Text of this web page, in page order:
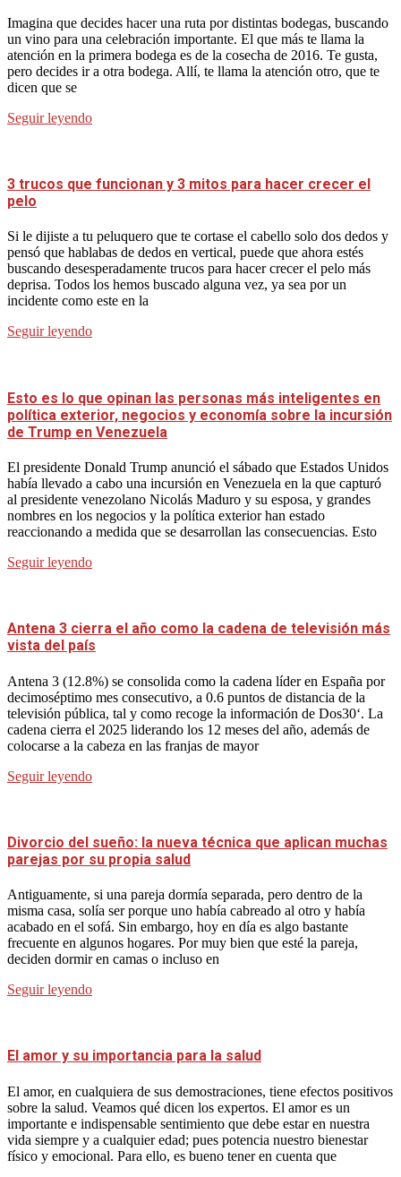
Imagina que decides hacer una ruta por distintas bodegas, buscando
un vino para una celebración importante. El que más te llama la
atención en la primera bodega es de la cosecha de 2016. Te gusta,
pero decides ir a otra bodega. Allí, te llama la atención otro, que te
dicen que se
Seguir leyendo
3 trucos que funcionan y 3 mitos para hacer crecer el
pelo
Si le dijiste a tu peluquero que te cortase el cabello solo dos dedos y
pensó que hablabas de dedos en vertical, puede que ahora estés
buscando desesperadamente trucos para hacer crecer el pelo más
deprisa. Todos los hemos buscado alguna vez, ya sea por un
incidente como este en la
Seguir leyendo
Esto es lo que opinan las personas más inteligentes en
política exterior, negocios y economía sobre la incursión
de Trump en Venezuela
El presidente Donald Trump anunció el sábado que Estados Unidos
había llevado a cabo una incursión en Venezuela en la que capturó
al presidente venezolano Nicolás Maduro y su esposa, y grandes
nombres en los negocios y la política exterior han estado
reaccionando a medida que se desarrollan las consecuencias. Esto
Seguir leyendo
Antena 3 cierra el año como la cadena de televisión más
vista del país
Antena 3 (12.8%) se consolida como la cadena líder en España por
decimoséptimo mes consecutivo, a 0.6 puntos de distancia de la
televisión pública, tal y como recoge la información de Dos30‘. La
cadena cierra el 2025 liderando los 12 meses del año, además de
colocarse a la cabeza en las franjas de mayor
Seguir leyendo
Divorcio del sueño: la nueva técnica que aplican muchas
parejas por su propia salud
Antiguamente, si una pareja dormía separada, pero dentro de la
misma casa, solía ser porque uno había cabreado al otro y había
acabado en el sofá. Sin embargo, hoy en día es algo bastante
frecuente en algunos hogares. Por muy bien que esté la pareja,
deciden dormir en camas o incluso en
Seguir leyendo
El amor y su importancia para la salud
El amor, en cualquiera de sus demostraciones, tiene efectos positivos
sobre la salud. Veamos qué dicen los expertos. El amor es un
importante e indispensable sentimiento que debe estar en nuestra
vida siempre y a cualquier edad; pues potencia nuestro bienestar
físico y emocional. Para ello, es bueno tener en cuenta que